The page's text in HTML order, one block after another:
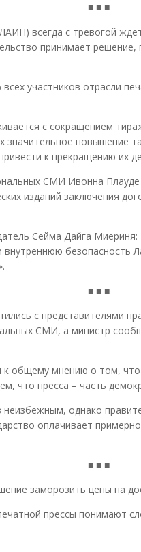
■ ■ ■
всегда с тревогой
принимает решение,
участников отрасли
с сокращением
значительное
к прекращению их
СМИ Ивонна
изданий заключения
Сейма Дайга
безопасность
■ ■ ■
с представителями
СМИ, а министр
общему мнению о том,
что пресса – часть
однако
оплачивает
■ ■ ■
заморозить цены на
прессы понимают